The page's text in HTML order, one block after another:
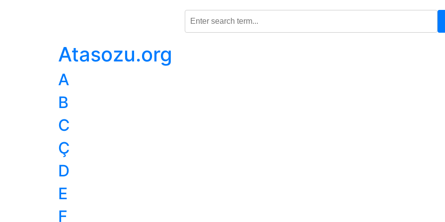
Atasozu.org
A
B
C
Ç
D
E
F